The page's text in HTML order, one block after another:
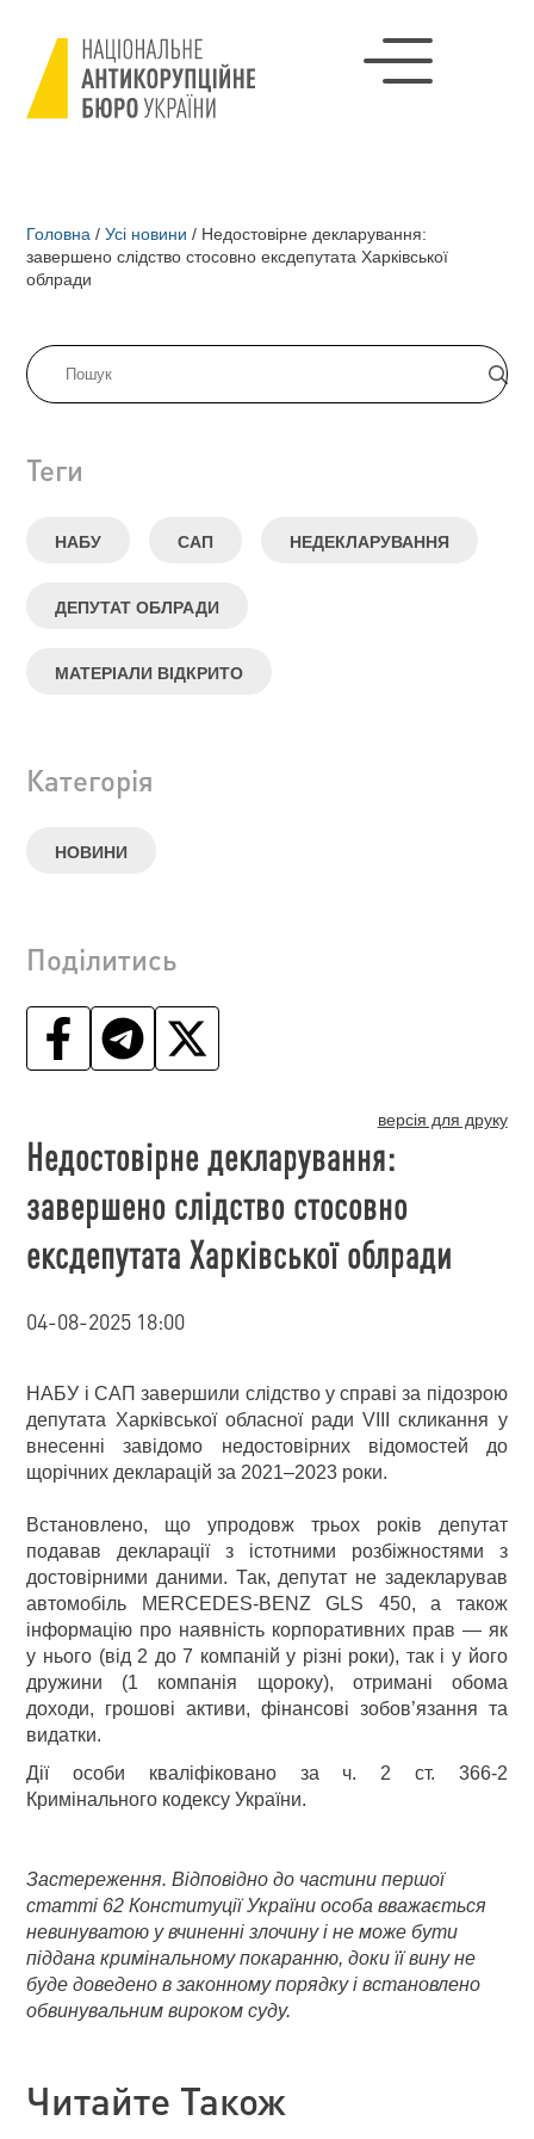
Головна / Усі новини / Недостовірне декларування:
завершено слідство стосовно ексдепутата Харківської
облради
Теги
НАБУ САП НЕДЕКЛАРУВАННЯ
ДЕПУТАТ ОБЛРАДИ
МАТЕРІАЛИ ВІДКРИТО
Категорія
НОВИНИ
Поділитись
версія для друку
Недостовірне декларування:
завершено слідство стосовно
ексдепутата Харківської облради
04-08-2025 18:00
НАБУ і САП завершили слідство у справі за підозрою
депутата Харківської обласної ради VIII скликання у
внесенні завідомо недостовірних відомостей до
щорічних декларацій за 2021–2023 роки.
Встановлено, що упродовж трьох років депутат
подавав декларації з істотними розбіжностями з
достовірними даними. Так, депутат не задекларував
автомобіль MERCEDES-BENZ GLS 450, а також
інформацію про наявність корпоративних прав — як
у нього (від 2 до 7 компаній у різні роки), так і у його
дружини (1 компанія щороку), отримані обома
доходи, грошові активи, фінансові зобов’язання та
видатки.
Дії особи кваліфіковано за ч. 2 ст. 366-2
Кримінального кодексу України.
Застереження. Відповідно до частини першої
статті 62 Конституції України особа вважається
невинуватою у вчиненні злочину і не може бути
піддана кримінальному покаранню, доки її вину не
буде доведено в законному порядку і встановлено
обвинувальним вироком суду.
Читайте Також